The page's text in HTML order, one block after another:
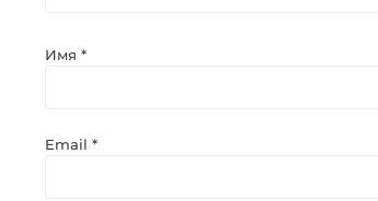
Имя *
Email *